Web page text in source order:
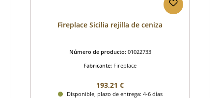
Fireplace Sicilia rejilla de ceniza
Número de producto: 01022733
Fabricante: Fireplace
Precio normal:
193,21 €
Disponible, plazo de entrega: 4-6 días